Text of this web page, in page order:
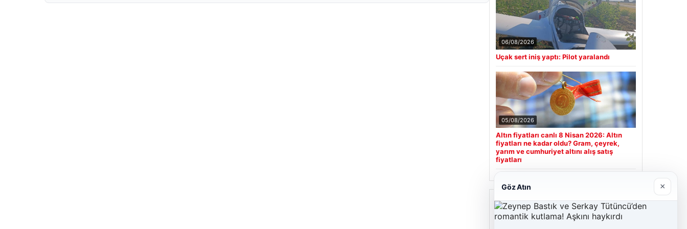
06/08/2026
Uçak sert iniş yaptı: Pilot yaralandı
05/08/2026
Altın fiyatları canlı 8 Nisan 2026: Altın
fiyatları ne kadar oldu? Gram, çeyrek,
yarım ve cumhuriyet altını alış satış
fiyatları
Son Eklenen Firmalar
Göz Atın ×